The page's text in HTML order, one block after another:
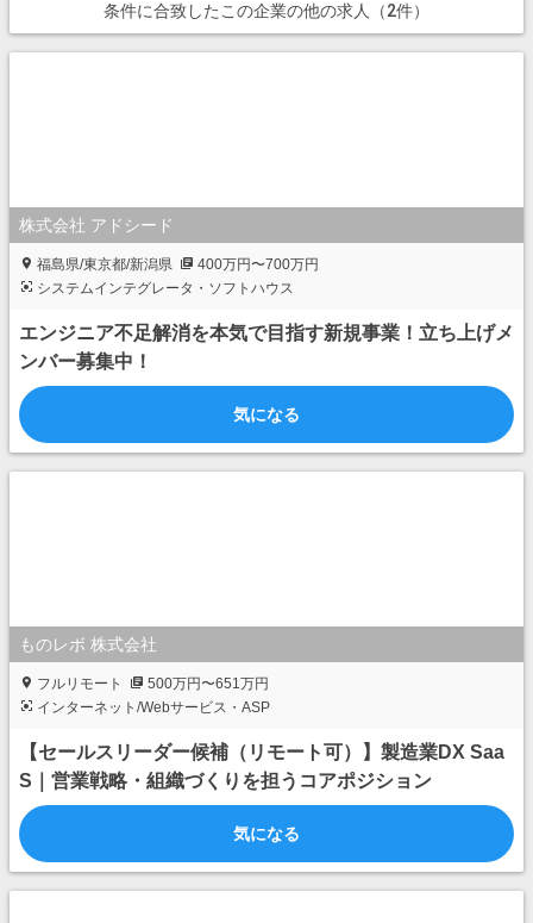
条件に合致したこの企業の他の求人（2件）
株式会社 アドシード
福島県/東京都/新潟県
400万円〜700万円
システムインテグレータ・ソフトハウス
エンジニア不足解消を本気で目指す新規事業！立ち上げメ
ンバー募集中！
気になる
ものレボ 株式会社
フルリモート
500万円〜651万円
インターネット/Webサービス・ASP
【セールスリーダー候補（リモート可）】製造業DX Saa
S｜営業戦略・組織づくりを担うコアポジション
気になる